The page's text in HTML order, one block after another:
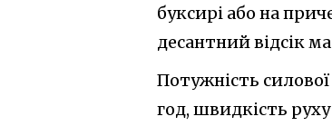
буксирі або на
десантний відсік
Потужність
год, швидкість